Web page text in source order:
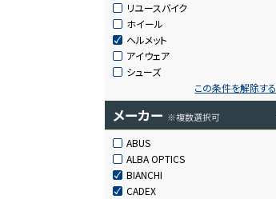
リユースバイク
ホイール
ヘルメット
アイウェア
シューズ
この条件を解除する
メーカー ※複数選択可
ABUS
ALBA OPTICS
BIANCHI
CADEX